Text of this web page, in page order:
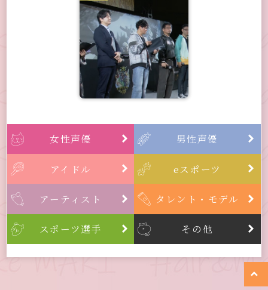
女性声優  男性声優 
アイドル  eスポーツ 
アーティスト  タレント・モデル 
スポーツ選手  その他 
